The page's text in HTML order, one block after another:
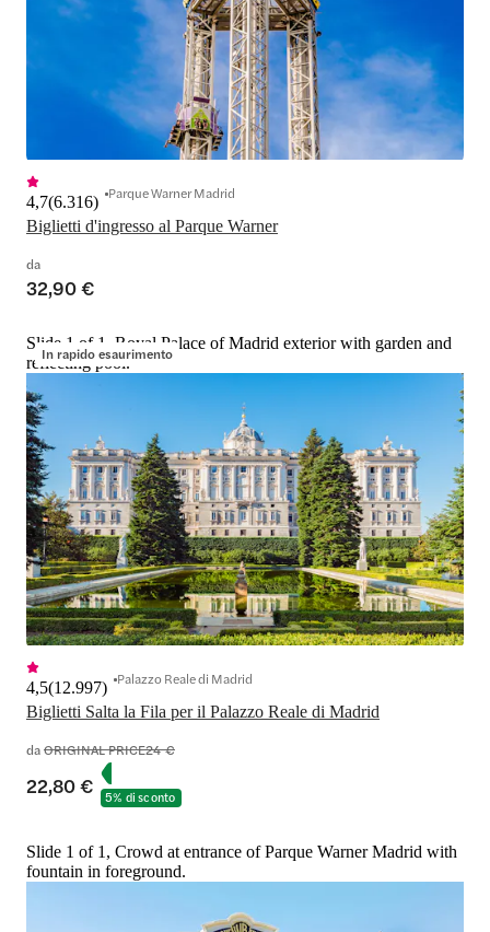
Biglietti d'ingresso al Parque Warner
4,7(6.316) Parque Warner Madrid
da
32,90 €
In rapido esaurimento
Slide 1 of 1, Royal Palace of Madrid exterior with garden and
reflecting pool.
Biglietti Salta la Fila per il Palazzo Reale di Madrid
4,5(12.997) Palazzo Reale di Madrid
daORIGINAL PRICE24 €
22,80 € 5% di sconto
Slide 1 of 1, Crowd at entrance of Parque Warner Madrid with
fountain in foreground.